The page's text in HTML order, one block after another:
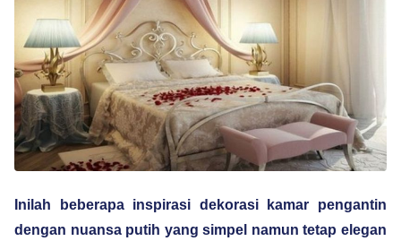
Inilah beberapa inspirasi dekorasi kamar pengantin
dengan nuansa putih yang simpel namun tetap elegan